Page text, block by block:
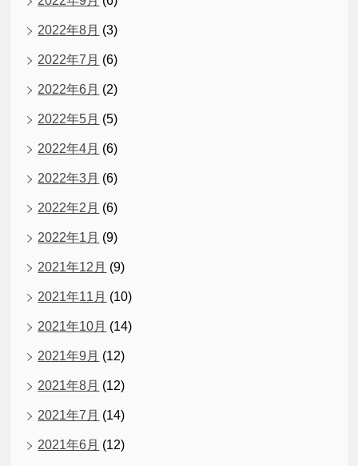
2022年8月 (3)
2022年7月 (6)
2022年6月 (2)
2022年5月 (5)
2022年4月 (6)
2022年3月 (6)
2022年2月 (6)
2022年1月 (9)
2021年12月 (9)
2021年11月 (10)
2021年10月 (14)
2021年9月 (12)
2021年8月 (12)
2021年7月 (14)
2021年6月 (12)